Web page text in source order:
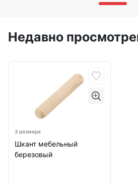
Недавно
3 размера
Шкант мебельный
березовый